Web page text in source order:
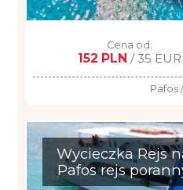
Cena od:
152 PLN / 35 EUR
Pafos
Wycieczka Rejs
Pafos rejs